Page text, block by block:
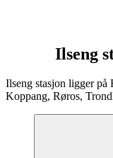
Ilseng
Ilseng stasjon ligger på
Koppang, Røros,